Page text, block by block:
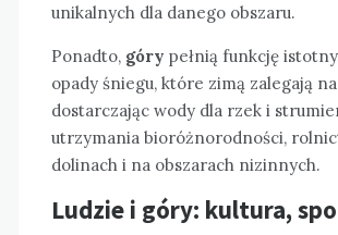
unikalnych dla danego obszaru.
Ponadto, góry pełnią funkcję
opady śniegu, które zimą zalegają
dostarczając wody dla rzek i
utrzymania bioróżnorodności,
dolinach i na obszarach nizinnych.
Ludzie i góry: kultura,